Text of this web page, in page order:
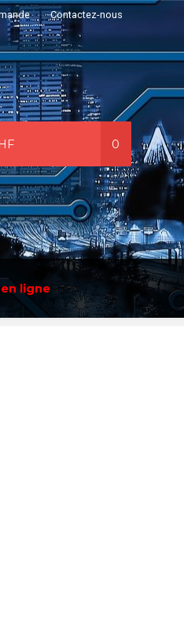
Contactez-nous
0
ligne